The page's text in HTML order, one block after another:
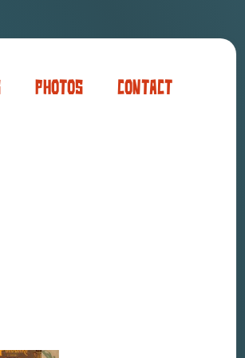
Photos Contact